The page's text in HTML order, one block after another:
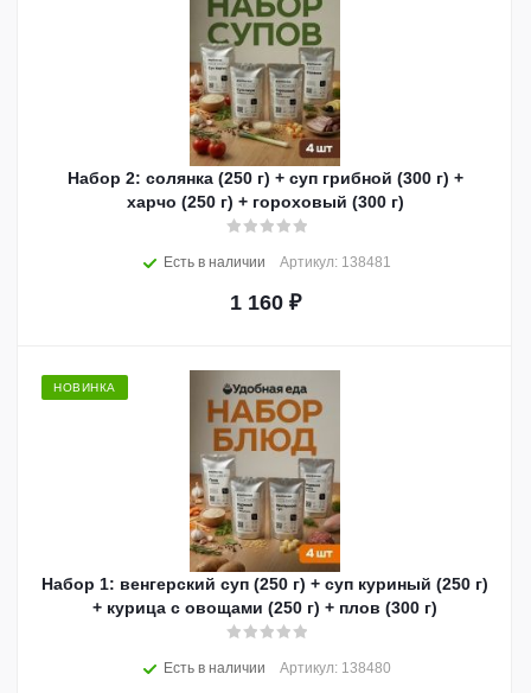
Набор 2: солянка (250 г) + суп грибной (300 г) +
харчо (250 г) + гороховый (300 г)
Есть в наличии Артикул: 138481
1 160₽
НОВИНКА
Набор 1: венгерский суп (250 г) + суп куриный (250 г)
+ курица с овощами (250 г) + плов (300 г)
Есть в наличии Артикул: 138480